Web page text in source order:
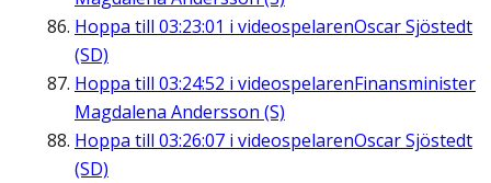
Hoppa till 03:23:01 i videospelarenOscar Sjöstedt
(SD)
Hoppa till 03:24:52 i videospelarenFinansminister
Magdalena Andersson (S)
Hoppa till 03:26:07 i videospelarenOscar Sjöstedt
(SD)